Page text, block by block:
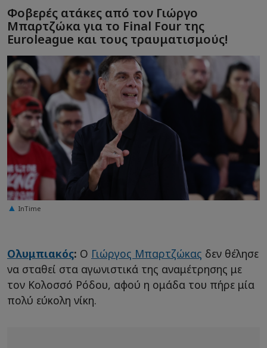
Φοβερές ατάκες από τον Γιώργο
Μπαρτζώκα για το Final Four της
Euroleague και τους τραυματισμούς!
InTime
Ολυμπιακός: Ο Γιώργος Μπαρτζώκας δεν θέλησε
να σταθεί στα αγωνιστικά της αναμέτρησης με
τον Κολοσσό Ρόδου, αφού η ομάδα του πήρε μία
πολύ εύκολη νίκη.